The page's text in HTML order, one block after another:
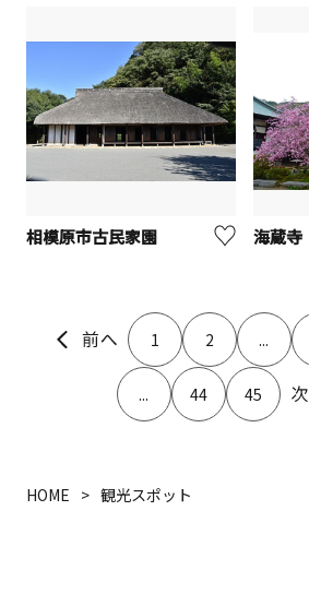
相模原市古民家園 海蔵寺
1 2 ...
... 44 45
HOME 観光スポット